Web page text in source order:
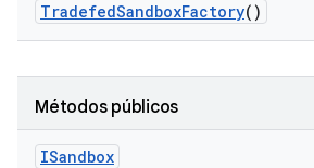
TradefedSandboxFactory()
Métodos públicos
ISandbox